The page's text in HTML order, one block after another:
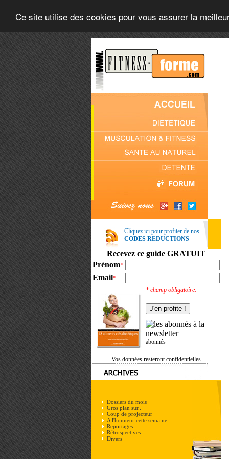
Ce site utilise des cookies pour vous assurer la
Cliquez ici pour profiter de nos
CODES REDUCTIONS
Recevez ce guide GRATUIT
Prénom*
Email*
* champ obligatoire.
abonnés
- Vos données resteront confidentielles -
Dossiers du mois
Gros plan sur..
Coup de projecteur
A l'honneur cette semaine
Reportages
Rétrospectives
Divers